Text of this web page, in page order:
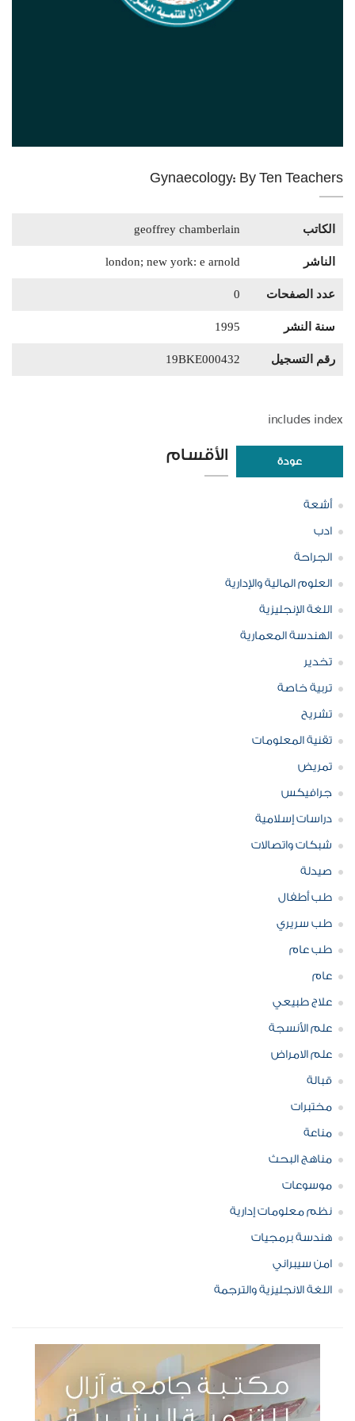
Gynaecology: By Ten Teachers
الكاتب geoffrey chamberlain
الناشر london; new york: e arnold
عدد الصفحات 0
سنة النشر 1995
رقم التسجيل 19BKE000432
includes index
عودة الأقسام
أشعة
ادب
الجراحة
العلوم المالية والإدارية
اللغة الإنجليزية
الهندسة المعمارية
تخدير
تربية خاصة
تشريح
تقنية المعلومات
تمريض
جرافيكس
دراسات إسلامية
شبكات واتصالات
صيدلة
طب أطفال
طب سريري
طب عام
عام
علاج طبيعي
علم الأنسجة
علم الامراض
قبالة
مختبرات
مناعة
مناهج البحث
موسوعات
نظم معلومات إدارية
هندسة برمجيات
امن سيبراني
اللغة الانجليزية والترجمة